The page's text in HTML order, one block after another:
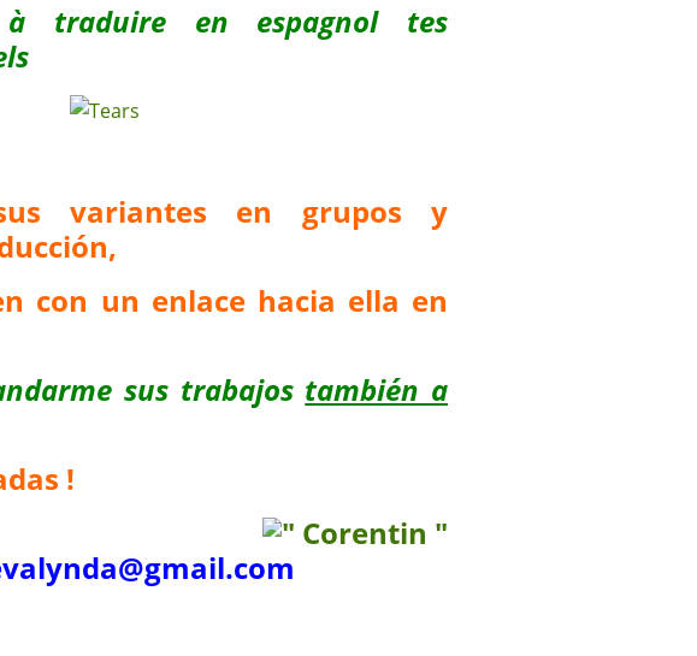
à traduire en espagnol tes
variantes en grupos y
con un enlace hacia ella en
sus trabajos también a
!
valynda@gmail.com